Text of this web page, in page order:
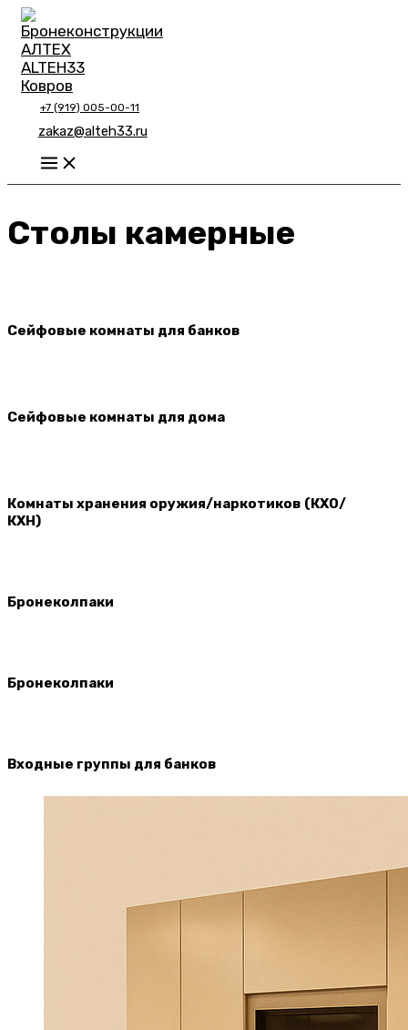
Перейти
содержимому
+7 (919) 005-00-11
zakaz@alteh33.ru
Main
Menu
Столы камерные
Сейфовые комнаты для банков
Сейфовые комнаты для дома
Комнаты хранения оружия/наркотиков (КХО/
КХН)
Бронеколпаки
Бронеколпаки
Входные группы для банков